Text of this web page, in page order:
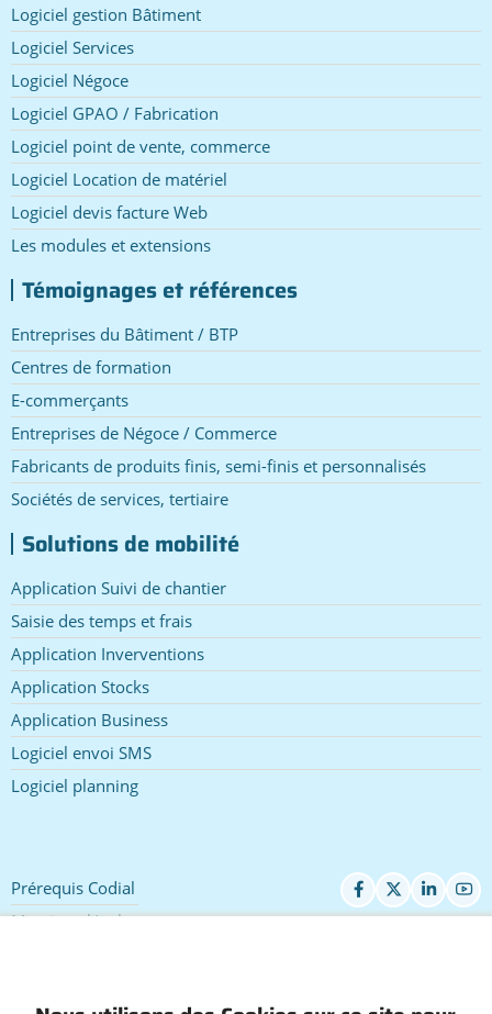
Logiciel gestion Bâtiment
Logiciel Services
Logiciel Négoce
Logiciel GPAO / Fabrication
Logiciel point de vente, commerce
Logiciel Location de matériel
Logiciel devis facture Web
Les modules et extensions
Témoignages et références
Entreprises du Bâtiment / BTP
Centres de formation
E-commerçants
Entreprises de Négoce / Commerce
Fabricants de produits finis, semi-finis et personnalisés
Sociétés de services, tertiaire
Solutions de mobilité
Application Suivi de chantier
Saisie des temps et frais
Application Inverventions
Application Stocks
Application Business
Logiciel envoi SMS
Logiciel planning
Pied
de
Prérequis Codial
Mentions légales